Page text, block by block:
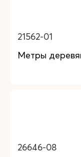
21562-01
Метры
26646-08